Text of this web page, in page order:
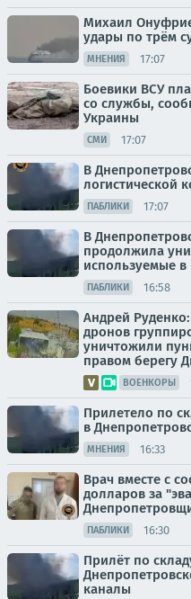
Михаил
удары по трём
МНЕНИЯ 17:07
Боевики ВСУ
со службы,
Украины
СМИ 17:07
В
логистической
ПАБЛИКИ 17:07
В
продолжила
используемые в
ПАБЛИКИ 16:58
Андрей
дронов
уничтожили
правом берегу
ВОЕНКОРЫ
Прилетело по
в
МНЕНИЯ 16:33
Врач вместе с
долларов за
ПАБЛИКИ 16:30
Прилёт по
каналы